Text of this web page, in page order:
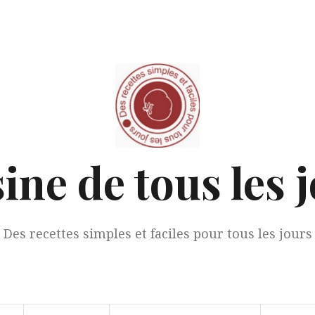
de tous les
Des recettes simples et faciles pour tous les jours